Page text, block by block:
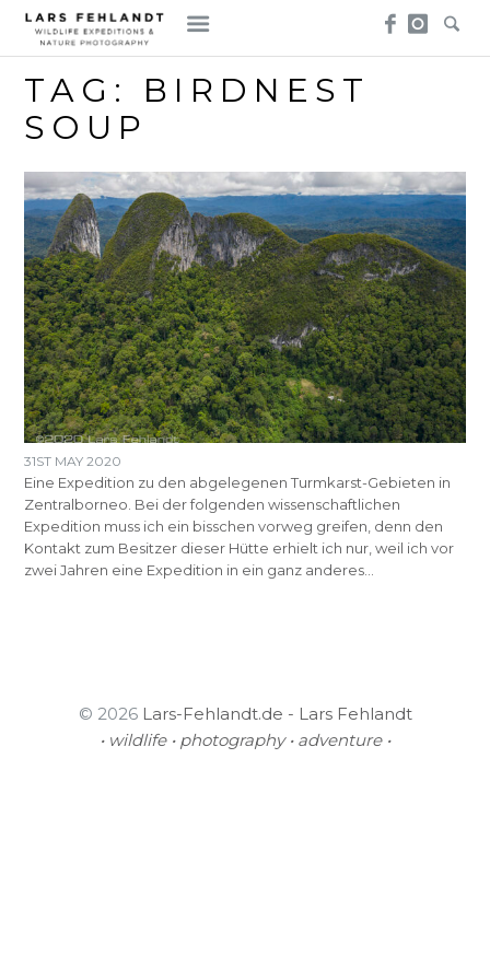
Skip
content
Skip
to
content
TAG: BIRDNEST
SOUP
31ST MAY 2020
Eine Expedition zu den abgelegenen Turmkarst-Gebieten in
Zentralborneo. Bei der folgenden wissenschaftlichen
Expedition muss ich ein bisschen vorweg greifen, denn den
Kontakt zum Besitzer dieser Hütte erhielt ich nur, weil ich vor
zwei Jahren eine Expedition in ein ganz anderes…
© 2026 Lars-Fehlandt.de - Lars Fehlandt
• wildlife • photography • adventure •